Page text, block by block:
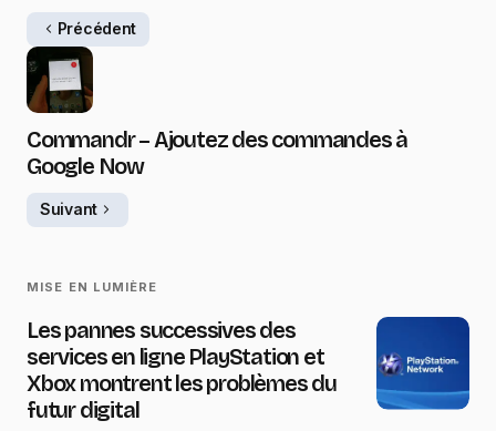
Précédent
Commandr – Ajoutez des commandes à
Google Now
Suivant
MISE EN LUMIÈRE
Les pannes successives des
services en ligne PlayStation et
Xbox montrent les problèmes du
futur digital